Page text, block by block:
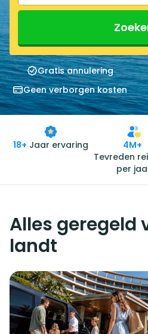
Gratis annulering
Geen verborgen kosten
18+ Jaar ervaring
4M+
Tevreden
per
Alles geregeld
landt